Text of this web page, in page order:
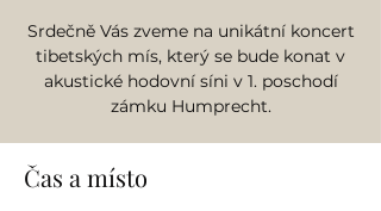
Srdečně Vás zveme na unikátní koncert
tibetských mís, který se bude konat v
akustické hodovní síni v 1. poschodí
zámku Humprecht.
Čas a místo